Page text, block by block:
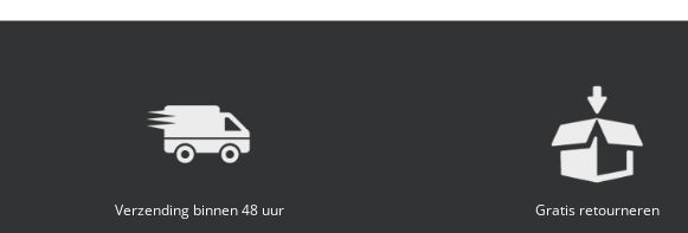
Verzending binnen 48 uur Gratis retourneren